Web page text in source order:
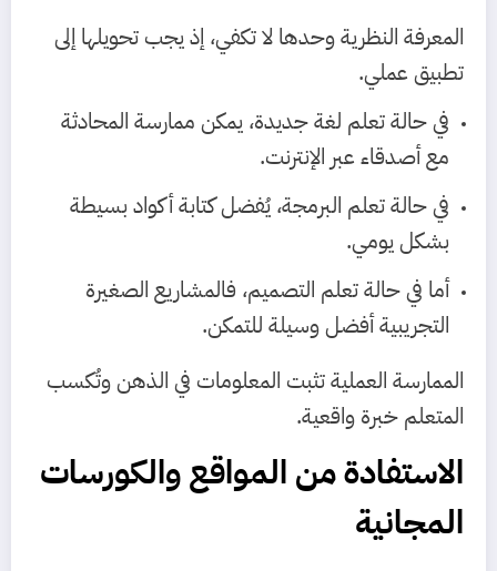
المعرفة النظرية وحدها لا تكفي، إذ يجب تحويلها إلى
تطبيق عملي.
في حالة تعلم لغة جديدة، يمكن ممارسة المحادثة
مع أصدقاء عبر الإنترنت.
في حالة تعلم البرمجة، يُفضل كتابة أكواد بسيطة
بشكل يومي.
أما في حالة تعلم التصميم، فالمشاريع الصغيرة
التجريبية أفضل وسيلة للتمكن.
الممارسة العملية تثبت المعلومات في الذهن وتُكسب
المتعلم خبرة واقعية.
الاستفادة من المواقع والكورسات
المجانية